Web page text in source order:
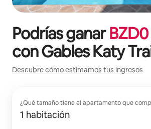
Podrías ganarBZD0
conGables Katy
Descubre cómo estimamos tus ingresos
¿Qué tamaño tiene el apartamento que
1 habitación